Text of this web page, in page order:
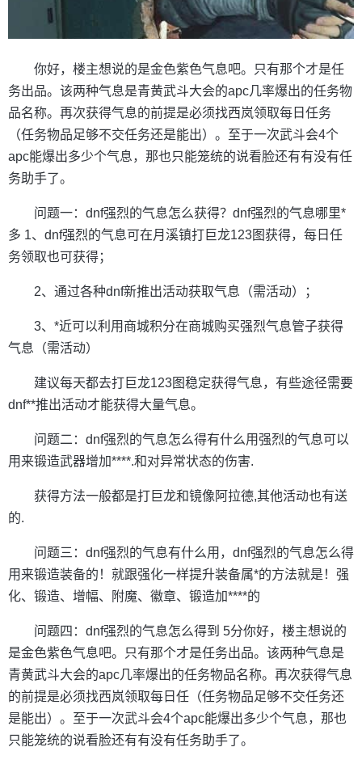
你好，楼主想说的是金色紫色气息吧。只有那个才是任
务出品。该两种气息是青黄武斗大会的apc几率爆出的任务物
品名称。再次获得气息的前提是必须找西岚领取每日任务
（任务物品足够不交任务还是能出）。至于一次武斗会4个
apc能爆出多少个气息，那也只能笼统的说看脸还有有没有任
务助手了。
问题一：dnf强烈的气息怎么获得？dnf强烈的气息哪里*
多 1、dnf强烈的气息可在月溪镇打巨龙123图获得，每日任
务领取也可获得；
2、通过各种dnf新推出活动获取气息（需活动）；
3、*近可以利用商城积分在商城购买强烈气息管子获得
气息（需活动）
建议每天都去打巨龙123图稳定获得气息，有些途径需要
dnf**推出活动才能获得大量气息。
问题二：dnf强烈的气息怎么得有什么用强烈的气息可以
用来锻造武器增加****.和对异常状态的伤害.
获得方法一般都是打巨龙和镜像阿拉德,其他活动也有送
的.
问题三：dnf强烈的气息有什么用，dnf强烈的气息怎么得
用来锻造装备的！就跟强化一样提升装备属*的方法就是！强
化、锻造、增幅、附魔、徽章、锻造加****的
问题四：dnf强烈的气息怎么得到 5分你好，楼主想说的
是金色紫色气息吧。只有那个才是任务出品。该两种气息是
青黄武斗大会的apc几率爆出的任务物品名称。再次获得气息
的前提是必须找西岚领取每日任（任务物品足够不交任务还
是能出）。至于一次武斗会4个apc能爆出多少个气息，那也
只能笼统的说看脸还有有没有任务助手了。